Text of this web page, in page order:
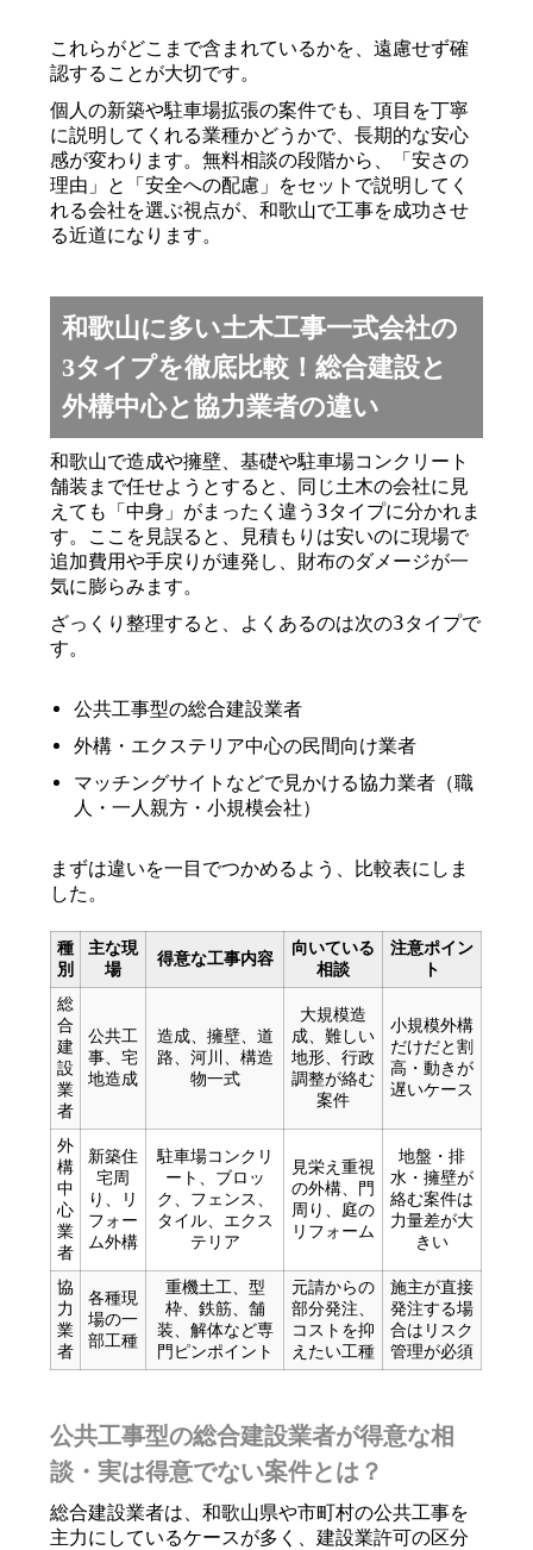
これらがどこまで含まれているかを、遠慮せず確
認することが大切です。
個人の新築や駐車場拡張の案件でも、項目を丁寧
に説明してくれる業種かどうかで、長期的な安心
感が変わります。無料相談の段階から、「安さの
理由」と「安全への配慮」をセットで説明してく
れる会社を選ぶ視点が、和歌山で工事を成功させ
る近道になります。
和歌山に多い土木工事一式会社の
3タイプを徹底比較！総合建設と
外構中心と協力業者の違い
和歌山で造成や擁壁、基礎や駐車場コンクリート
舗装まで任せようとすると、同じ土木の会社に見
えても「中身」がまったく違う3タイプに分かれま
す。ここを見誤ると、見積もりは安いのに現場で
追加費用や手戻りが連発し、財布のダメージが一
気に膨らみます。
ざっくり整理すると、よくあるのは次の3タイプで
す。
公共工事型の総合建設業者
外構・エクステリア中心の民間向け業者
マッチングサイトなどで見かける協力業者（職
人・一人親方・小規模会社）
まずは違いを一目でつかめるよう、比較表にしま
した。
種
別
主な現
場
得意な工事内容
向いている
相談
注意ポイン
ト
総
合
建
設
業
者
公共工
事、宅
地造成
造成、擁壁、道
路、河川、構造
物一式
大規模造
成、難しい
地形、行政
調整が絡む
案件
小規模外構
だけだと割
高・動きが
遅いケース
外
構
中
心
業
者
新築住
宅周
り、リ
フォー
ム外構
駐車場コンクリ
ート、ブロッ
ク、フェンス、
タイル、エクス
テリア
見栄え重視
の外構、門
周り、庭の
リフォーム
地盤・排
水・擁壁が
絡む案件は
力量差が大
きい
協
力
業
者
各種現
場の一
部工種
重機土工、型
枠、鉄筋、舗
装、解体など専
門ピンポイント
元請からの
部分発注、
コストを抑
えたい工種
施主が直接
発注する場
合はリスク
管理が必須
公共工事型の総合建設業者が得意な相
談・実は得意でない案件とは？
総合建設業者は、和歌山県や市町村の公共工事を
主力にしているケースが多く、建設業許可の区分